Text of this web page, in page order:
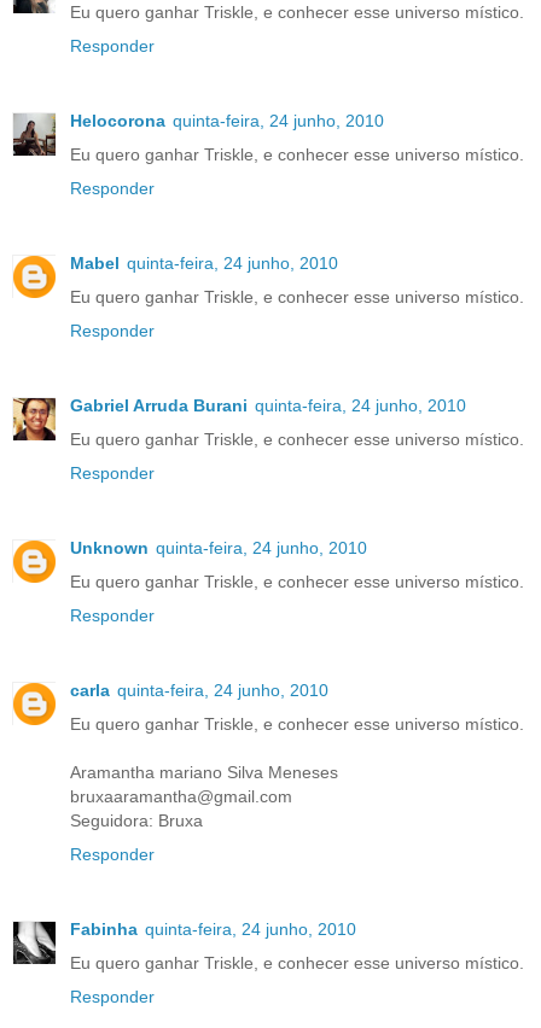
Eu quero ganhar Triskle, e conhecer esse universo místico.
Responder
Helocorona quinta-feira, 24 junho, 2010
Eu quero ganhar Triskle, e conhecer esse universo místico.
Responder
Mabel quinta-feira, 24 junho, 2010
Eu quero ganhar Triskle, e conhecer esse universo místico.
Responder
Gabriel Arruda Burani quinta-feira, 24 junho, 2010
Eu quero ganhar Triskle, e conhecer esse universo místico.
Responder
Unknown quinta-feira, 24 junho, 2010
Eu quero ganhar Triskle, e conhecer esse universo místico.
Responder
carla quinta-feira, 24 junho, 2010
Eu quero ganhar Triskle, e conhecer esse universo místico.
Aramantha mariano Silva Meneses
bruxaaramantha@gmail.com
Seguidora: Bruxa
Responder
Fabinha quinta-feira, 24 junho, 2010
Eu quero ganhar Triskle, e conhecer esse universo místico.
Responder